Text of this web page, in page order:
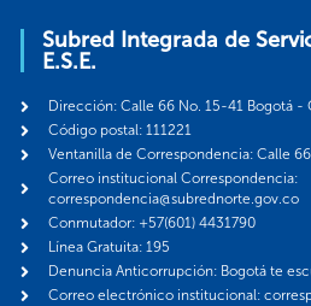
Subred Integrada de
E.S.E.
Dirección: Calle 66 No. 15-41 Bogotá -
Código postal: 111221
Ventanilla de Correspondencia: Calle
Correo institucional Correspondencia:
correspondencia@subrednorte.gov.co
Conmutador: +57(601) 4431790
Línea Gratuita: 195
Denuncia Anticorrupción: Bogotá te
Correo electrónico institucional: